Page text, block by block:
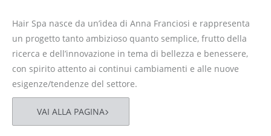
Hair Spa nasce da un’idea di Anna Franciosi e rappresenta
un progetto tanto ambizioso quanto semplice, frutto della
ricerca e dell’innovazione in tema di bellezza e benessere,
con spirito attento ai continui cambiamenti e alle nuove
esigenze/tendenze del settore.
VAI ALLA PAGINA